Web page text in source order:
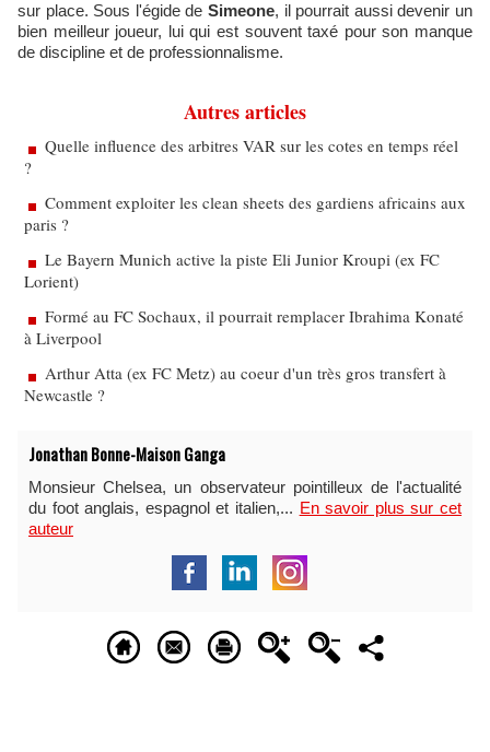
sur place. Sous l'égide de Simeone, il pourrait aussi devenir un
bien meilleur joueur, lui qui est souvent taxé pour son manque
de discipline et de professionnalisme.
Autres articles
Quelle influence des arbitres VAR sur les cotes en temps réel
?
Comment exploiter les clean sheets des gardiens africains aux
paris ?
Le Bayern Munich active la piste Eli Junior Kroupi (ex FC
Lorient)
Formé au FC Sochaux, il pourrait remplacer Ibrahima Konaté
à Liverpool
Arthur Atta (ex FC Metz) au coeur d'un très gros transfert à
Newcastle ?
Jonathan Bonne-Maison Ganga
Monsieur Chelsea, un observateur pointilleux de l'actualité
du foot anglais, espagnol et italien,... En savoir plus sur cet
auteur